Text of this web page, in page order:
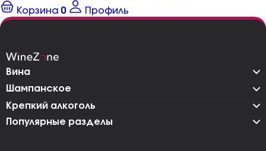
Корзина 0 Профиль
Вина
Шампанское
Крепкий алкоголь
Популярные разделы